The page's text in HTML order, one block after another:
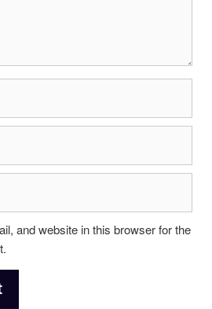
and website in this browser for the